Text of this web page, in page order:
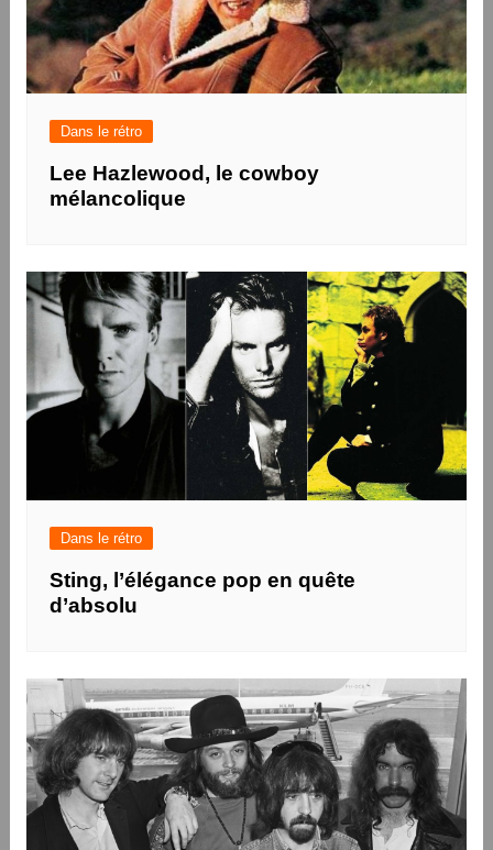
Dans le rétro
Lee Hazlewood, le cowboy
mélancolique
Dans le rétro
Sting, l’élégance pop en quête
d’absolu